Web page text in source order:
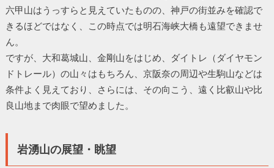
六甲山はうっすらと見えていたものの、神戸の街並みを確認で
きるほどではなく、この時点では明石海峡大橋も遠望できませ
ん。
ですが、大和葛城山、金剛山をはじめ、ダイトレ（ダイヤモン
ドトレール）の山々はもちろん、京阪奈の周辺や生駒山などは
条件よく見えており、さらには、その向こう、遠く比叡山や比
良山地まで肉眼で望めました。
岩湧山の展望・眺望